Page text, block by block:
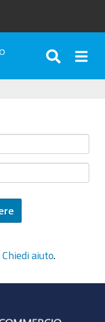
Chiedi aiuto